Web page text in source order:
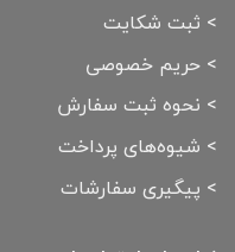
> ثبت شکایت
> حریم خصوصی
> نحوه ثبت سفارش
> شیوه‌های پرداخت
> پیگیری سفارشات